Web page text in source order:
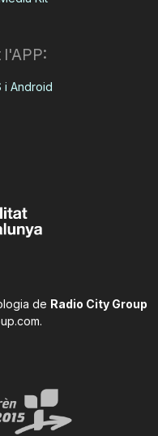
i Android
de Radio City Group
.